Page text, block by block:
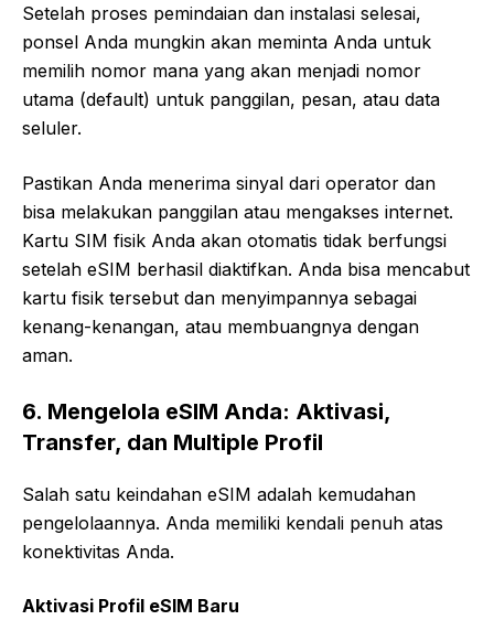
Setelah proses pemindaian dan instalasi selesai,
ponsel Anda mungkin akan meminta Anda untuk
memilih nomor mana yang akan menjadi nomor
utama (default) untuk panggilan, pesan, atau data
seluler.
Pastikan Anda menerima sinyal dari operator dan
bisa melakukan panggilan atau mengakses internet.
Kartu SIM fisik Anda akan otomatis tidak berfungsi
setelah eSIM berhasil diaktifkan. Anda bisa mencabut
kartu fisik tersebut dan menyimpannya sebagai
kenang-kenangan, atau membuangnya dengan
aman.
6. Mengelola eSIM Anda: Aktivasi,
Transfer, dan Multiple Profil
Salah satu keindahan eSIM adalah kemudahan
pengelolaannya. Anda memiliki kendali penuh atas
konektivitas Anda.
Aktivasi Profil eSIM Baru